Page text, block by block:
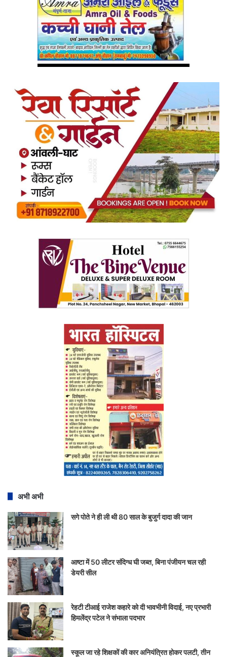
अभी अभी
सगे पोते ने ही ली थी 80 साल के बुजुर्ग दादा की जान
आष्टा में 50 लीटर संदिग्ध घी जब्त, बिना पंजीयन चल रही
डेयरी सील
रेहटी टीआई राजेश कहारे को दी भावभीनी विदाई, नए प्रभारी
हिमलेंद्र पटेल ने संभाला पदभार
स्कूल जा रहे शिक्षकों की कार अनियंत्रित होकर पलटी, तीन